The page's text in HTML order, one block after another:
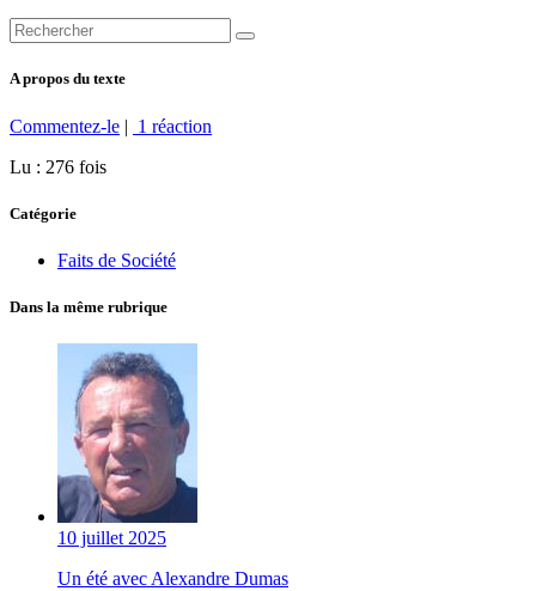
A propos du texte
Commentez-le | 1 réaction
Lu : 276 fois
Catégorie
Faits de Société
Dans la même rubrique
10 juillet 2025
Un été avec Alexandre Dumas